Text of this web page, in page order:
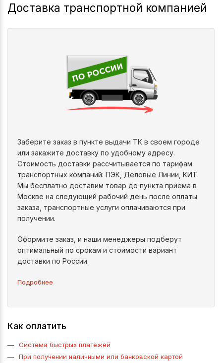
Доставка транспортной компанией
Заберите заказ в пункте выдачи ТК в своем городе
или закажите доставку по удобному адресу.
Стоимость доставки рассчитывается по тарифам
транспортных компаний: ПЭК, Деловые Линии, КИТ.
Мы бесплатно доставим товар до пункта приема в
Москве на следующий рабочий день после оплаты
заказа, транспортные услуги оплачиваются при
получении.
Оформите заказ, и наши менеджеры подберут
оптимальный по срокам и стоимости вариант
доставки по России.
Подробнее
Как оплатить
Система быстрых платежей
При получении наличными или банковской картой